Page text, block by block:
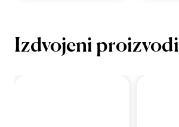
Izdvojeni proizvodi